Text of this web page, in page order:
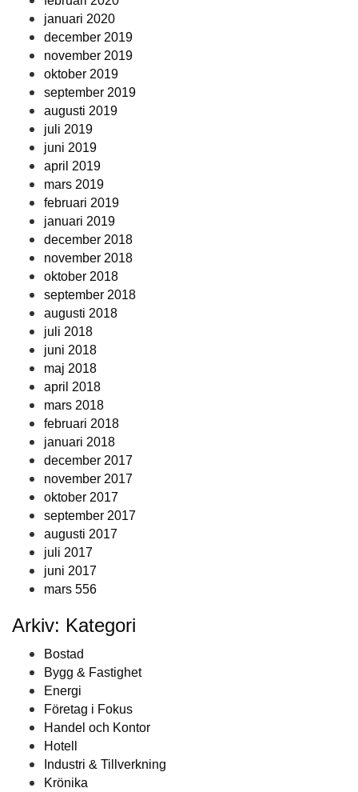
januari 2020
december 2019
november 2019
oktober 2019
september 2019
augusti 2019
juli 2019
juni 2019
april 2019
mars 2019
februari 2019
januari 2019
december 2018
november 2018
oktober 2018
september 2018
augusti 2018
juli 2018
juni 2018
maj 2018
april 2018
mars 2018
februari 2018
januari 2018
december 2017
november 2017
oktober 2017
september 2017
augusti 2017
juli 2017
juni 2017
mars 556
Arkiv: Kategori
Bostad
Bygg & Fastighet
Energi
Företag i Fokus
Handel och Kontor
Hotell
Industri & Tillverkning
Krönika